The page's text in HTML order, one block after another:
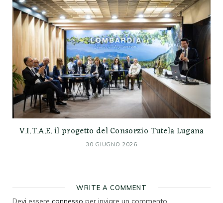
V.I.T.A.E. il progetto del Consorzio Tutela Lugana
30 GIUGNO 2026
WRITE A COMMENT
Devi essere connesso per inviare un commento.